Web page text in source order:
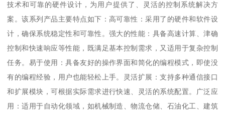
技术和可靠的硬件设计，为用户提供了、灵活的控制系统解决方
案。该系列产品主要特点如下：高可靠性：采用了的硬件和软件设
计，确保系统稳定性和可靠性。强大的性能：具备高速计算、津确
控制和快速响应等性能，既满足基本控制需求，又适用于复杂控制
任务。易于使用：具备友好的操作界面和简化的编程模式，即使没
有的编程经验，用户也能轻松上手。灵活扩展：支持多种通信接口
和扩展模块，可根据实际需求进行快速、灵活的系统配置。广泛应
用：适用于自动化领域，如机械制造、物流仓储、石油化工、建筑